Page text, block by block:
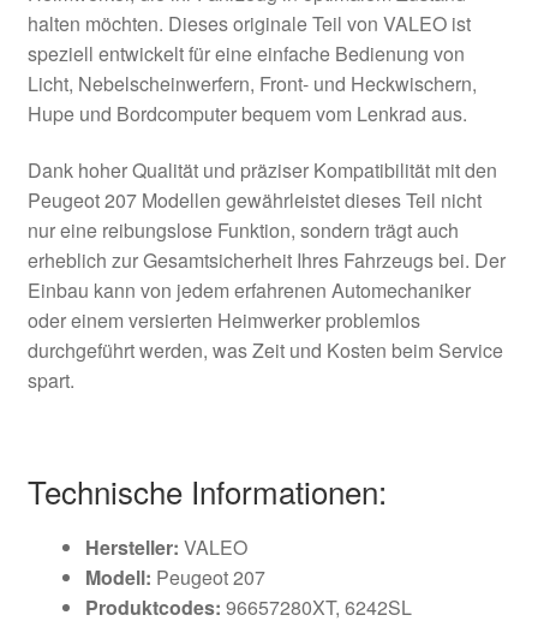
halten möchten. Dieses originale Teil von VALEO ist
speziell entwickelt für eine einfache Bedienung von
Licht, Nebelscheinwerfern, Front- und Heckwischern,
Hupe und Bordcomputer bequem vom Lenkrad aus.
Dank hoher Qualität und präziser Kompatibilität mit den
Peugeot 207 Modellen gewährleistet dieses Teil nicht
nur eine reibungslose Funktion, sondern trägt auch
erheblich zur Gesamtsicherheit Ihres Fahrzeugs bei. Der
Einbau kann von jedem erfahrenen Automechaniker
oder einem versierten Heimwerker problemlos
durchgeführt werden, was Zeit und Kosten beim Service
spart.
Technische Informationen:
Hersteller: VALEO
Modell: Peugeot 207
Produktcodes: 96657280XT, 6242SL